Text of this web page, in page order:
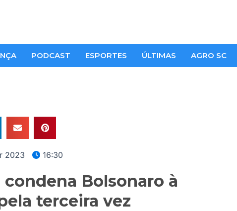
PODCAST ESPORTES ÚLTIMAS AGRO SC
2023 16:30
Bolsonaro à
terceira vez